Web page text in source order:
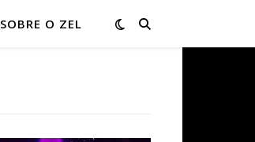
SOBRE O ZEL